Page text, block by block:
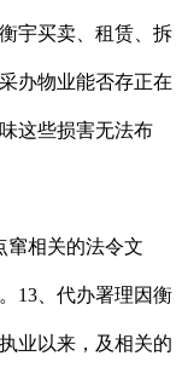
宇买卖、租赁、拆
办物业能否存正在
这些损害无法布
相关的法令文
13、代办署理因衡
业以来，及相关的